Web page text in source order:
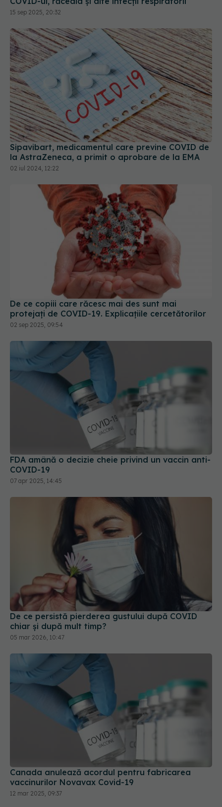
15 sep 2025, 20:32
Sipavibart, medicamentul care previne COVID de
la AstraZeneca, a primit o aprobare de la EMA
02 iul 2024, 12:22
De ce copiii care răcesc mai des sunt mai
protejați de COVID-19. Explicațiile cercetătorilor
02 sep 2025, 09:54
FDA amână o decizie cheie privind un vaccin anti-
COVID-19
07 apr 2025, 14:45
De ce persistă pierderea gustului după COVID
chiar și după mult timp?
05 mar 2026, 10:47
Canada anulează acordul pentru fabricarea
vaccinurilor Novavax Covid-19
12 mar 2025, 09:37